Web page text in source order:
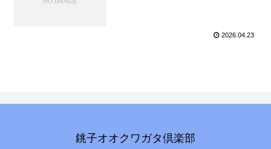
2026.04.23
銚子オオクワガタ倶楽部